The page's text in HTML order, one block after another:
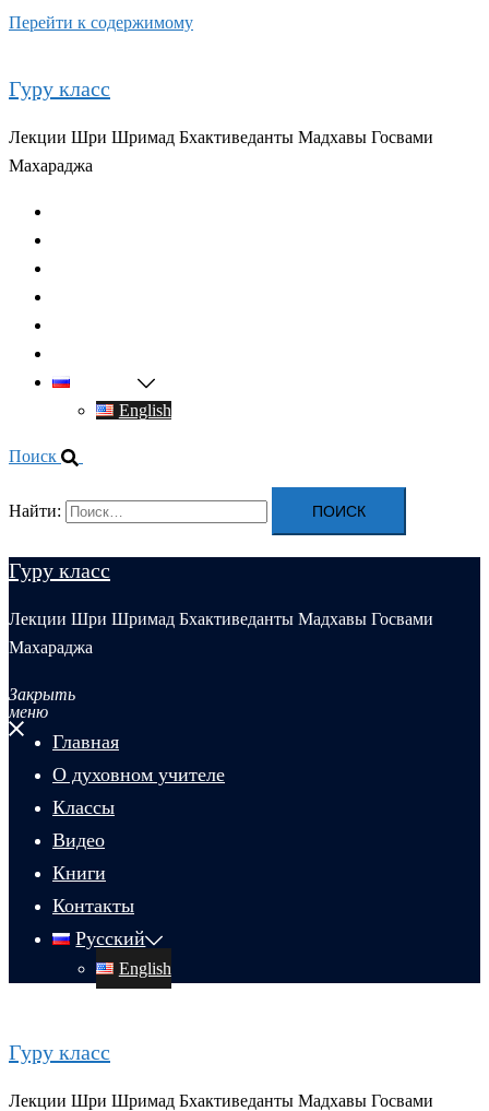
Перейти к содержимому
Гуру класс
Лекции Шри Шримад Бхактиведанты Мадхавы Госвами
Махараджа
English
Поиск
Найти:
Гуру класс
Лекции Шри Шримад Бхактиведанты Мадхавы Госвами
Махараджа
Закрыть
меню
Главная
О духовном учителе
Классы
Видео
Книги
Контакты
Русский
English
Гуру класс
Лекции Шри Шримад Бхактиведанты Мадхавы Госвами